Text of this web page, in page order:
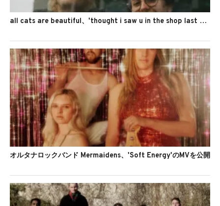
all cats are beautiful、'thought i saw u in the shop last nite'のMVを公開
オルタナロックバンド Mermaidens、'Soft Energy'のMVを公開